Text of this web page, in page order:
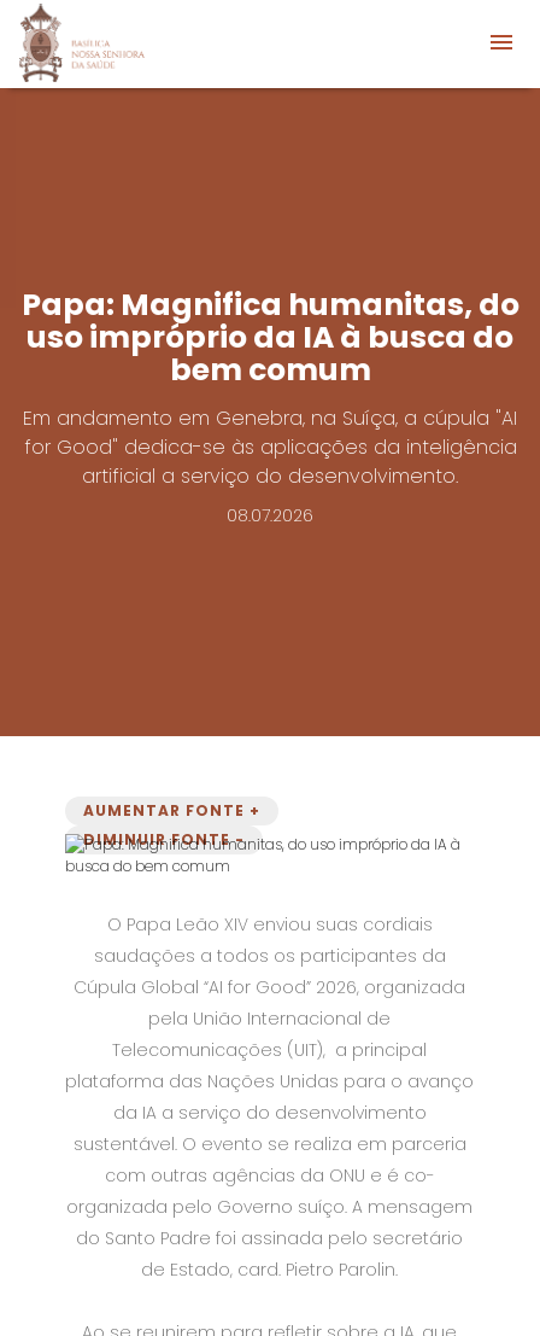
Papa: Magnifica humanitas, do
uso impróprio da IA à busca do
bem comum
Em andamento em Genebra, na Suíça, a cúpula "AI
for Good" dedica-se às aplicações da inteligência
artificial a serviço do desenvolvimento.
08.07.2026
AUMENTAR FONTE +
DIMINUIR FONTE -
O Papa Leão XIV enviou suas cordiais
saudações a todos os participantes da
Cúpula Global “AI for Good” 2026, organizada
pela União Internacional de
Telecomunicações (UIT), a principal
plataforma das Nações Unidas para o avanço
da IA ​​a serviço do desenvolvimento
sustentável. O evento se realiza em parceria
com outras agências da ONU e é co-
organizada pelo Governo suíço. A mensagem
do Santo Padre foi assinada pelo secretário
de Estado, card. Pietro Parolin.